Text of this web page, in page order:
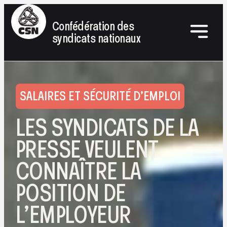
Confédération des
syndicats nationaux
SALAIRES ET SÉCURITÉ D’EMPLOI
LES SYNDICATS DE LA
PRESSE VEULENT
CONNAÎTRE LA
POSITION DE
L’EMPLOYEUR